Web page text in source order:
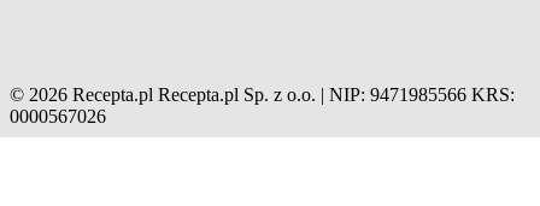
© 2026 Recepta.pl Recepta.pl Sp. z o.o. | NIP: 9471985566 KRS:
0000567026